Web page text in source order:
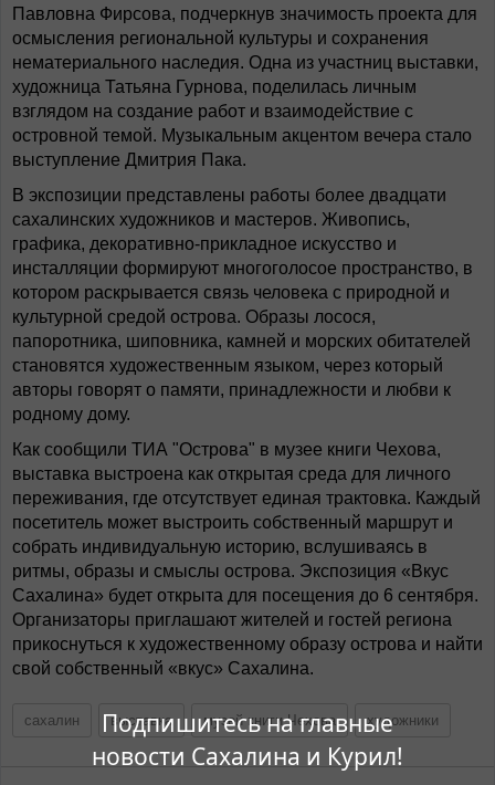
Подпишитесь на главные
новости Сахалина и Курил!
Павловна Фирсова, подчеркнув значимость проекта для
осмысления региональной культуры и сохранения
нематериального наследия. Одна из участниц выставки,
художница Татьяна Гурнова, поделилась личным
взглядом на создание работ и взаимодействие с
островной темой. Музыкальным акцентом вечера стало
выступление Дмитрия Пака.
В экспозиции представлены работы более двадцати
сахалинских художников и мастеров. Живопись,
графика, декоративно-прикладное искусство и
инсталляции формируют многоголосое пространство, в
котором раскрывается связь человека с природной и
культурной средой острова. Образы лосося,
папоротника, шиповника, камней и морских обитателей
становятся художественным языком, через который
авторы говорят о памяти, принадлежности и любви к
родному дому.
Как сообщили ТИА "Острова" в музее книги Чехова,
выставка выстроена как открытая среда для личного
переживания, где отсутствует единая трактовка. Каждый
посетитель может выстроить собственный маршрут и
собрать индивидуальную историю, вслушиваясь в
ритмы, образы и смыслы острова. Экспозиция «Вкус
Сахалина» будет открыта для посещения до 6 сентября.
Организаторы приглашают жителей и гостей региона
прикоснуться к художественному образу острова и найти
свой собственный «вкус» Сахалина.
сахалин выставка музей книги Чехова художники